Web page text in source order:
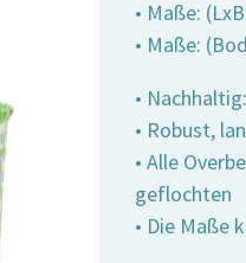
• Maße:
• Maße:
•
• Robust,
• Alle
geflochten
• Die Maße